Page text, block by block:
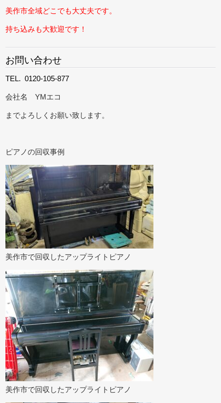
美作市全域どこでも大丈夫です。
持ち込みも大歓迎です！
お問い合わせ
TEL. 0120-105-877
会社名 YMエコ
までよろしくお願い致します。
ピアノの回収事例
美作市で回収したアップライトピアノ
美作市で回収したアップライトピアノ